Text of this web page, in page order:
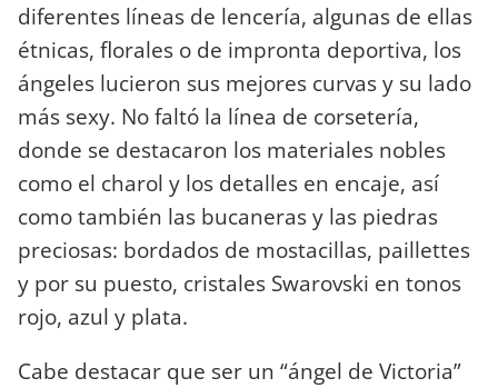
diferentes líneas de lencería, algunas de ellas
étnicas, florales o de impronta deportiva, los
ángeles lucieron sus mejores curvas y su lado
más sexy. No faltó la línea de corsetería,
donde se destacaron los materiales nobles
como el charol y los detalles en encaje, así
como también las bucaneras y las piedras
preciosas: bordados de mostacillas, paillettes
y por su puesto, cristales Swarovski en tonos
rojo, azul y plata.
Cabe destacar que ser un “ángel de Victoria”